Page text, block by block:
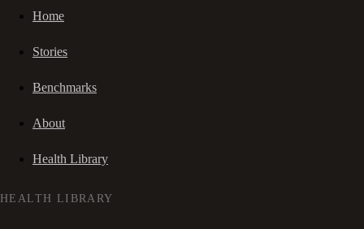
Home
Stories
Benchmarks
About
Health Library
HEALTH LIBRARY